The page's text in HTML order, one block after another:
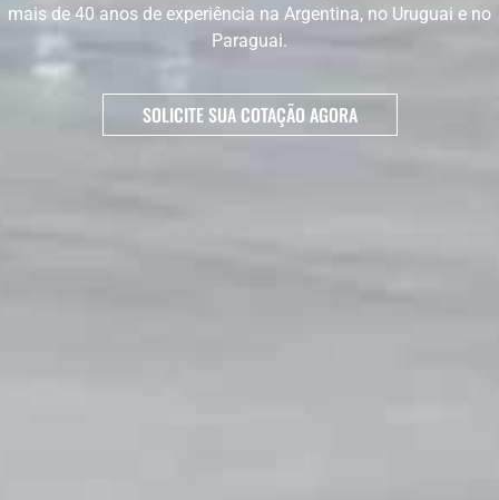
mais de 40 anos de experiência na Argentina, no Uruguai e no
Paraguai.
SOLICITE SUA COTAÇÃO AGORA